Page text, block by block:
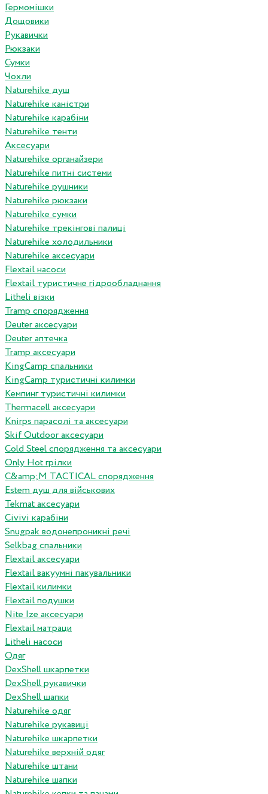
Гермомішки
Дощовики
Рукавички
Рюкзаки
Сумки
Чохли
Naturehike душ
Naturehike каністри
Naturehike карабіни
Naturehike тенти
Аксесуари
Naturehike органайзери
Naturehike питні системи
Naturehike рушники
Naturehike рюкзаки
Naturehike сумки
Naturehike трекінгові палиці
Naturehike холодильники
Naturehike аксесуари
Flextail насоси
Flextail туристичне гідрообладнання
Litheli візки
Tramp спорядження
Deuter аксесуари
Deuter аптечка
Tramp аксесуари
KingCamp спальники
KingCamp туристичні килимки
Кемпинг туристичні килимки
Thermacell аксесуари
Knirps парасолі та аксесуари
Skif Outdoor аксесуари
Cold Steel спорядження та аксесуари
Only Hot грілки
C&amp;M TACTICAL спорядження
Estem душ для військових
Tekmat аксесуари
Сivivi карабіни
Snugpak водонепроникні речі
Selkbag спальники
Flextail аксесуари
Flextail вакуумні пакувальники
Flextail килимки
Flextail подушки
Nite Ize аксесуари
Flextail матраци
Litheli насоси
Одяг
DexShell шкарпетки
DexShell рукавички
DexShell шапки
Naturehike одяг
Naturehike рукавиці
Naturehike шкарпетки
Naturehike верхній одяг
Naturehike штани
Naturehike шапки